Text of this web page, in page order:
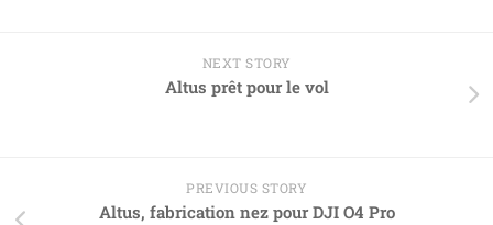
NEXT STORY
Altus prêt pour le vol
PREVIOUS STORY
Altus, fabrication nez pour DJI O4 Pro